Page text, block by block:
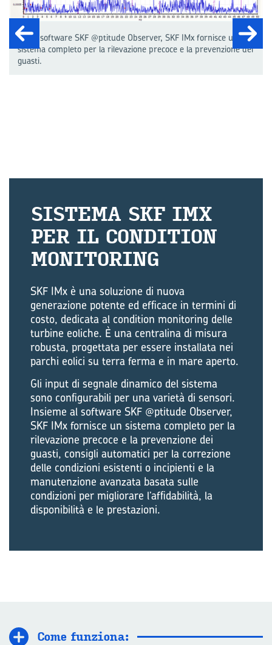
Con il software SKF @ptitude Observer, SKF IMx fornisce un
sistema completo per la rilevazione precoce e la prevenzione dei
guasti.
SI­STE­MA SKF IMX
PER IL CON­DI­TION
MO­NI­TO­RING
SKF IMx è una soluzione di nuova
generazione potente ed efficace in termini di
costo, dedicata al condition monitoring delle
turbine eoliche. È una centralina di misura
robusta, progettata per essere installata nei
parchi eolici su terra ferma e in mare aperto.
Gli input di segnale dinamico del sistema
sono configurabili per una varietà di sensori.
Insieme al software SKF @ptitude Observer,
SKF IMx fornisce un sistema completo per la
rilevazione precoce e la prevenzione dei
guasti, consigli automatici per la correzione
delle condizioni esistenti o incipienti e la
manutenzione avanzata basata sulle
condizioni per migliorare l’affidabilità, la
disponibilità e le prestazioni.
Come fun­zio­na: